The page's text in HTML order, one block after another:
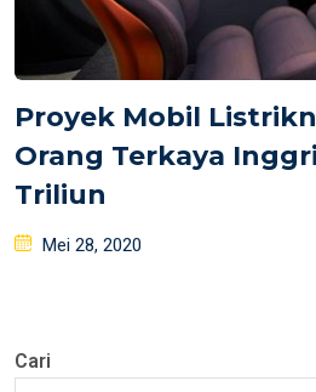
Proyek Mobil
Orang Terkaya
Triliun
Posted
Mei 28, 2020
Cari